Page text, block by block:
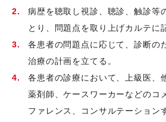
病歴を聴取し視診、聴診、触診等
とり、問題点を取り上げカルテに
各患者の問題点に応じて、診断の
治療の計画を立てる。
各患者の診療において、上級医、
薬剤師、ケースワーカーなどのコ
ファレンス、コンサルテーション